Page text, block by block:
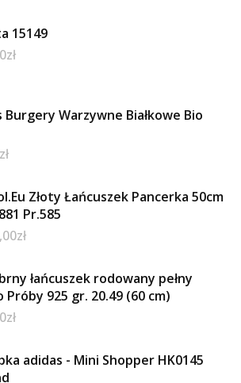
15149
zł
Burgery Warzywne Białkowe Bio
zł
Złoty Łańcuszek Pancerka 50cm
Pr.585
zł
łańcuszek rodowany pełny
Próby 925 gr. 20.49 (60 cm)
zł
adidas - Mini Shopper HK0145